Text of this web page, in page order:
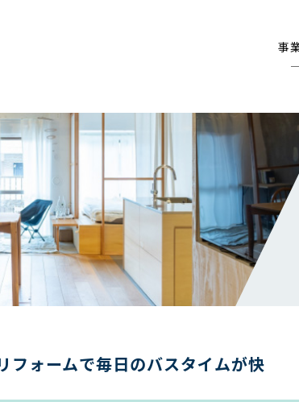
事
フォームで毎日のバスタイムが快